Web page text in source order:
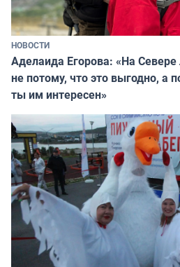
НОВОСТИ
Аделаида Егорова: «На
не потому, что это выгодно, а
ты им интересен»